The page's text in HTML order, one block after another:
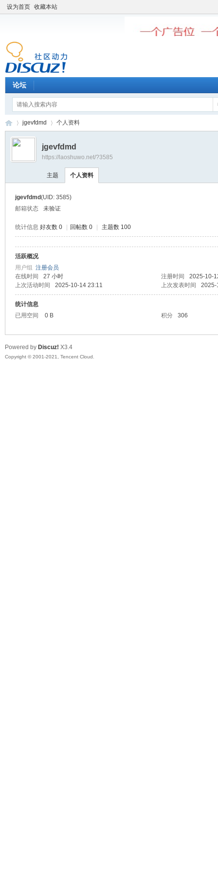
设为首页 收藏本站
论坛
窝
›
jgevfdmd 个人资料
jgevfdmd
https://laoshuwo.net/?3585
主题 个人资料
jgevfdmd(UID: 3585)
邮箱状态
未验证
统计信息 好友数 0 回帖数 0 主题数 100
活跃概况
用户组 注册会员
在线时间
27 小时 注册时间
2025-10-
上次活动时间
2025-10-14 23:11 上次发表时间 2025-
统计信息
已用空间
0 B 积分 306
Powered by Discuz! X3.4
Copyright © 2001-2021, Tencent Cloud.